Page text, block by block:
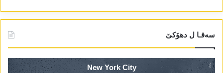
سەقـا ل دھۆکێ
New York City